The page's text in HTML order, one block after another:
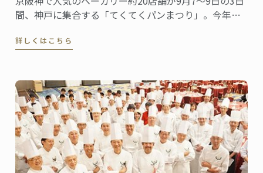
間、神戸に集合する「てくてくパンまつり」。今年で4
コルドン･ブルー神戸校は、最終日の9日（日）にこの
詳しくはこちら